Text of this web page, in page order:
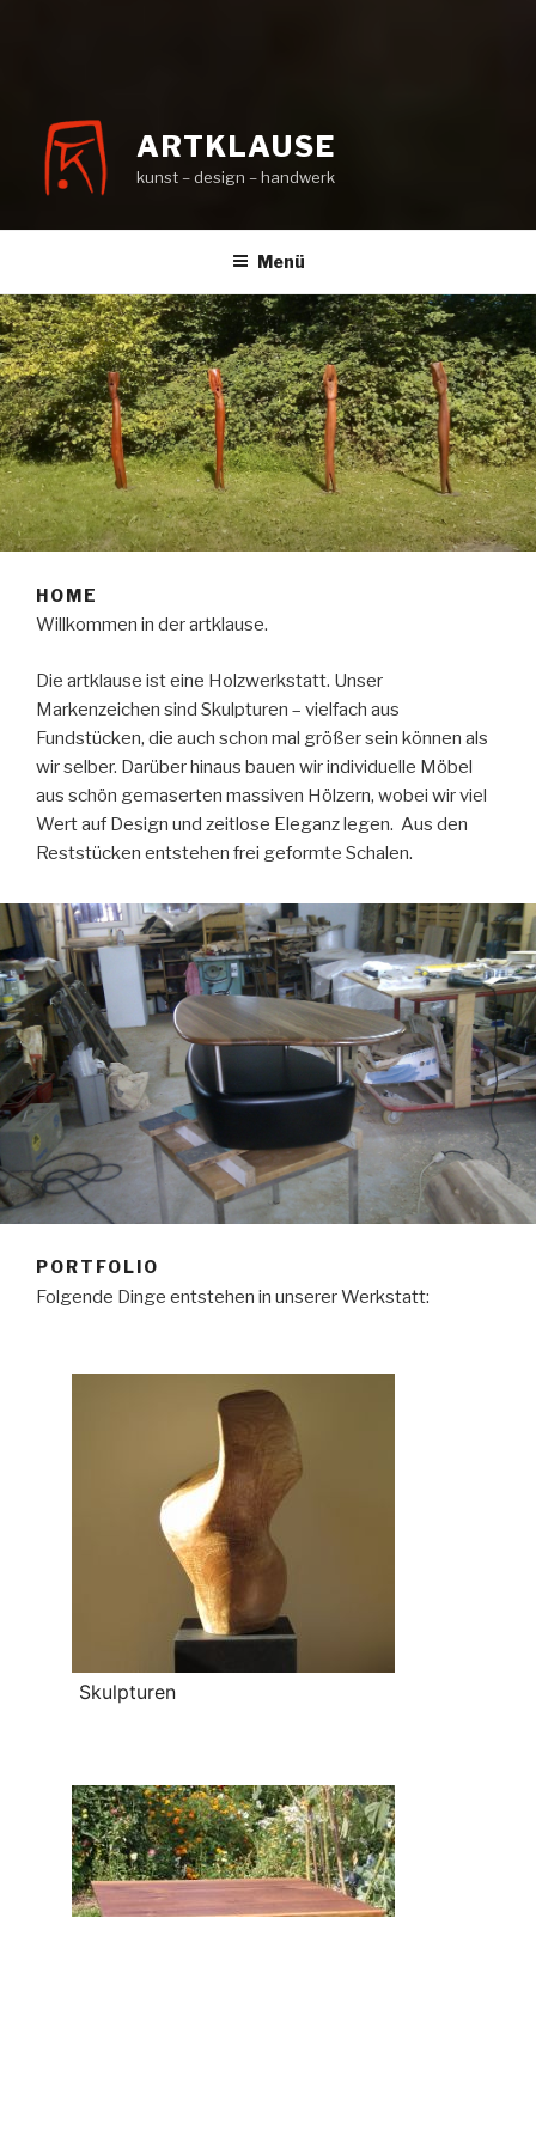
ARTKLAUSE
kunst – design – handwerk
Menü
HOME
Willkommen in der artklause.
Die artklause ist eine Holzwerkstatt. Unser
Markenzeichen sind Skulpturen – vielfach aus
Fundstücken, die auch schon mal größer sein können als
wir selber. Darüber hinaus bauen wir individuelle Möbel
aus schön gemaserten massiven Hölzern, wobei wir viel
Wert auf Design und zeitlose Eleganz legen. Aus den
Reststücken entstehen frei geformte Schalen.
PORTFOLIO
Folgende Dinge entstehen in unserer Werkstatt:
Skulpturen